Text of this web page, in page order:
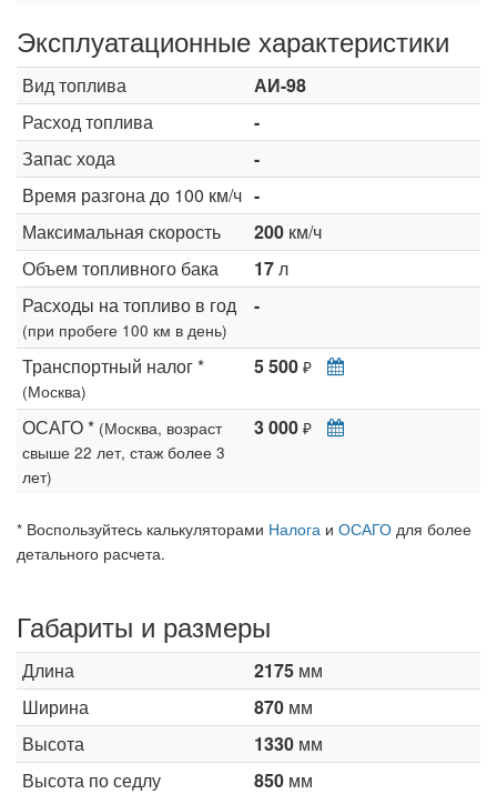
Эксплуатационные характеристики
Вид топлива
АИ-98
Расход топлива
-
Запас хода
-
Время разгона до 100 км/ч -
Максимальная скорость
200 км/ч
Объем топливного бака
17л
Расходы на топливо в год
(при пробеге 100 км в день)
-
Транспортный налог *
(Москва)
5 500 ₽
ОСАГО * (Москва, возраст
свыше 22 лет, стаж более 3
лет)
3 000 ₽
* Воспользуйтесь калькуляторами Налога и ОСАГО для более
детального расчета.
Габариты и размеры
Длина 2175 мм
Ширина
870 мм
Высота
1330 мм
Высота по седлу
850 мм